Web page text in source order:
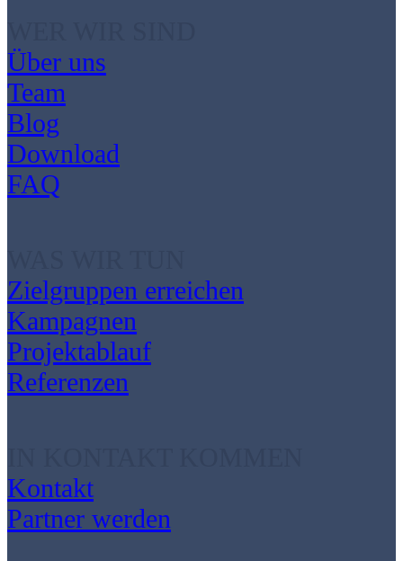
Über uns
Team
Blog
Download
FAQ
Zielgruppen erreichen
Kampagnen
Projektablauf
Referenzen
Kontakt
Partner werden